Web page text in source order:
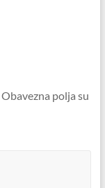
Obavezna polja su